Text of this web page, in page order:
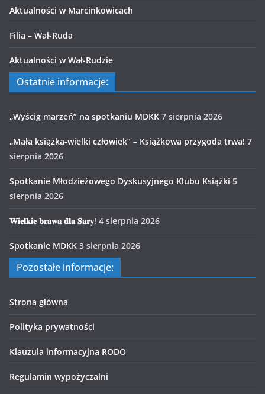
Aktualności w Marcinkowicach
Filia – Wał-Ruda
Aktualności w Wał-Rudzie
Ostatnie informacje:
„Wyścig marzeń” na spotkaniu MDKK 7 sierpnia 2026
„Mała książka-wielki człowiek” – Książkowa przygoda trwa! 7
sierpnia 2026
Spotkanie Młodzieżowego Dyskusyjnego Klubu Książki 5
sierpnia 2026
𝐖𝐢𝐞𝐥𝐤𝐢𝐞 𝐛𝐫𝐚𝐰𝐚 𝐝𝐥𝐚 𝐒𝐚𝐫𝐲! 4 sierpnia 2026
Spotkanie MDKK 3 sierpnia 2026
Pozostałe informacje:
Strona główna
Polityka prywatności
Klauzula informacyjna RODO
Regulamin wypożyczalni